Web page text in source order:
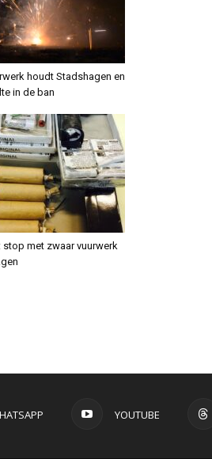
houdt Stadshagen en
in de ban
stop met zwaar vuurwerk
YOUTUBE